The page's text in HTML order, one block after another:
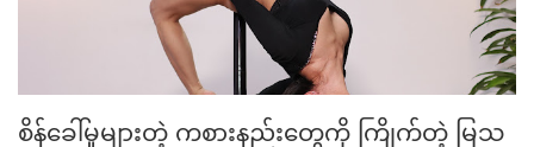
စိန်ခေါ်မှုများတဲ့ ကစားနည်းတွေကို ကြိုက်တဲ့ မြသ